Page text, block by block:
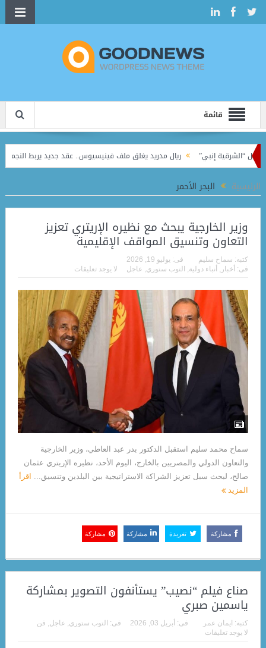
قائمة
ريال مدريد يغلق ملف فينيسيوس.. عقد جديد يربط النجم البرازيلي بالملكي حتى 2032
الرئيسية البحر الأحمر
وزير الخارجية يبحث مع نظيره الإريتري تعزيز
التعاون وتنسيق المواقف الإقليمية
كتبه: سماح سليم فى: يوليو 19, 2026
فى: أخبار أنباء دولية التوب ستوري عاجل لا يوجد تعليقات
سماح محمد سليم استقبل الدكتور بدر عبد العاطي، وزير الخارجية
والتعاون الدولي والمصريين بالخارج، اليوم الأحد، نظيره الإريتري عثمان
صالح، لبحث سبل تعزيز الشراكة الاستراتيجية بين البلدين وتنسيق... اقرأ
المزيد
مشاركة تغريدة مشاركة مشاركة
صناع فيلم “نصيب” يستأنفون التصوير بمشاركة
ياسمين صبري
كتبه: ايمان عمر فى: أبريل 03, 2026 فى: التوب ستوري عاجل فن
لا يوجد تعليقات